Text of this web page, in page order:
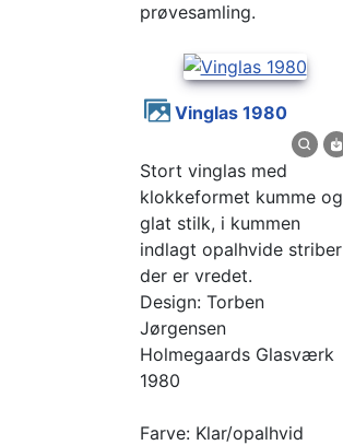
prøvesamling.
Vinglas 1980
Stort vinglas med
klokkeformet kumme og
glat stilk, i kummen
indlagt opalhvide striber
der er vredet.
Design: Torben
Jørgensen
Holmegaards Glasværk
1980
Farve: Klar/opalhvid